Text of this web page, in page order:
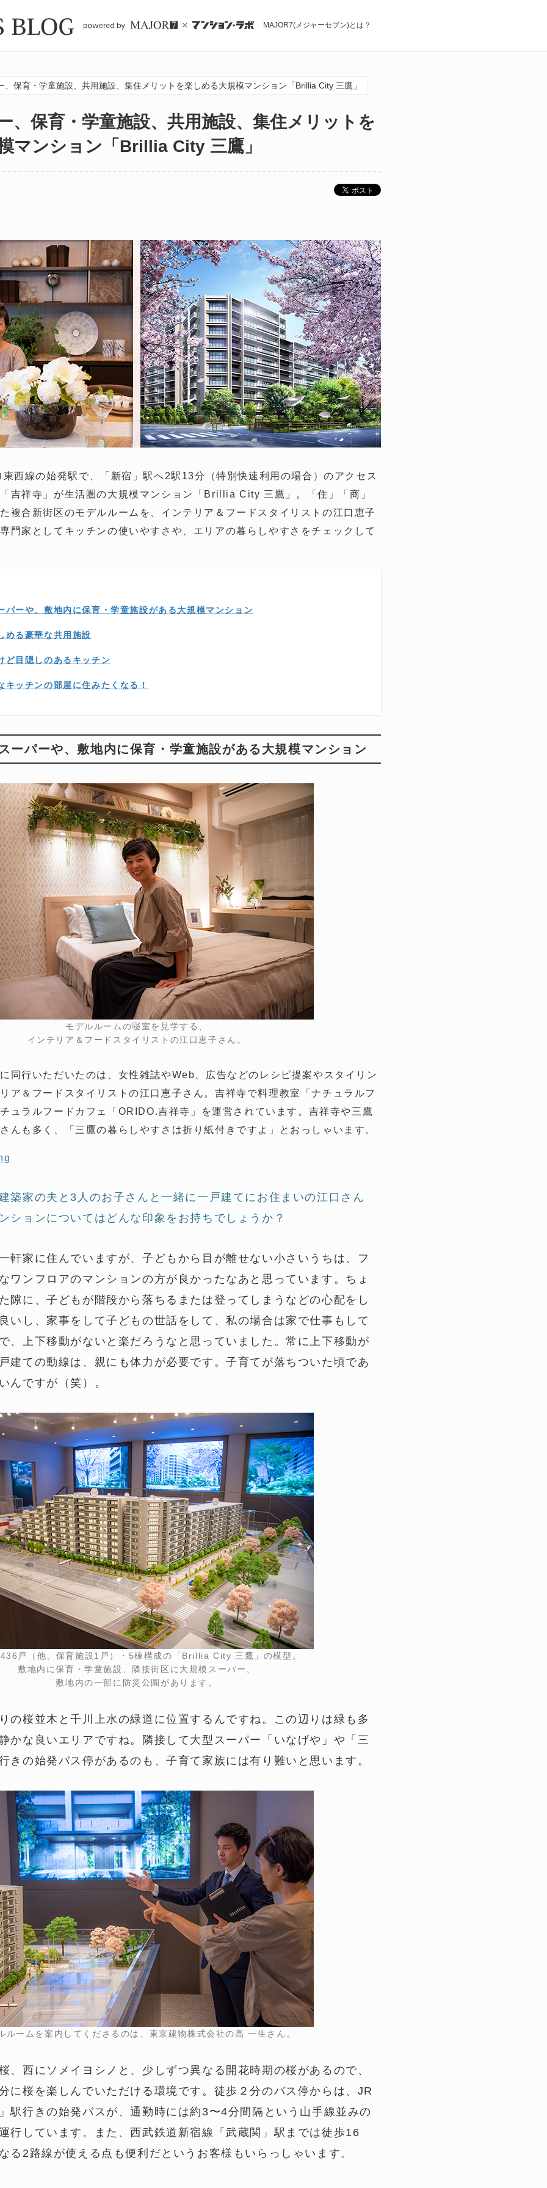
MAJOR7(メジャーセブン)とは？
、保育・学童施設、共用施設、集住メリットを楽しめる大規模マンション「Brillia City 三鷹」
、保育・学童施設、共用施設、集住メリットを
マンション「Brillia City 三鷹」
西線の始発駅で、「新宿」駅へ2駅13分（特別快速利用の場合）のアクセス
吉祥寺」が生活圏の大規模マンション「Brillia City 三鷹」。「住」「商」
複合新街区のモデルルームを、インテリア＆フードスタイリストの江口恵子
門家としてキッチンの使いやすさや、エリアの暮らしやすさをチェックして
パーや、敷地内に保育・学童施設がある大規模マンション
める豪華な共用施設
ど目隠しのあるキッチン
キッチンの部屋に住みたくなる！
ーパーや、敷地内に保育・学童施設がある大規模マンション
モデルルームの寝室を見学する、
インテリア＆フードスタイリストの江口恵子さん。
同行いただいたのは、女性雑誌やWeb、広告などのレシピ提案やスタイリン
ア＆フードスタイリストの江口恵子さん。吉祥寺で料理教室「ナチュラルフ
ュラルフードカフェ「ORIDO.吉祥寺」を運営されています。吉祥寺や三鷹
んも多く、「三鷹の暮らしやすさは折り紙付きですよ」とおっしゃいます。
築家の夫と3人のお子さんと一緒に一戸建てにお住まいの江口さん
ションについてはどんな印象をお持ちでしょうか？
軒家に住んでいますが、子どもから目が離せない小さいうちは、フ
ワンフロアのマンションの方が良かったなあと思っています。ちょ
隙に、子どもが階段から落ちるまたは登ってしまうなどの心配をし
いし、家事をして子どもの世話をして、私の場合は家で仕事もして
、上下移動がないと楽だろうなと思っていました。常に上下移動が
建ての動線は、親にも体力が必要です。子育てが落ちついた頃であ
んですが（笑）。
戸（他、保育施設1戸）・5棟構成の「Brillia City 三鷹」の模型。
敷地内に保育・学童施設、隣接街区に大規模スーパー、
敷地内の一部に防災公園があります。
の桜並木と千川上水の緑道に位置するんですね。この辺りは緑も多
かな良いエリアですね。隣接して大型スーパー「いなげや」や「三
きの始発バス停があるのも、子育て家族には有り難いと思います。
ルームを案内してくださるのは、東京建物株式会社の高 一生さん。
、西にソメイヨシノと、少しずつ異なる開花時期の桜があるので、
に桜を楽しんでいただける環境です。徒歩２分のバス停からは、JR
駅行きの始発バスが、通勤時には約3〜4分間隔という山手線並みの
行しています。また、西武鉄道新宿線「武蔵関」駅までは徒歩16
る2路線が使える点も便利だというお客様もいらっしゃいます。